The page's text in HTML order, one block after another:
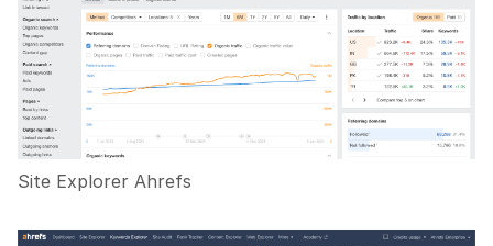
Site Explorer Ahrefs